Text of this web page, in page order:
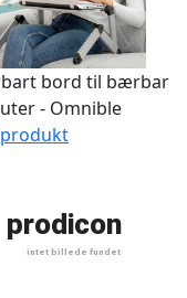
bord til bærbar
- Omnible